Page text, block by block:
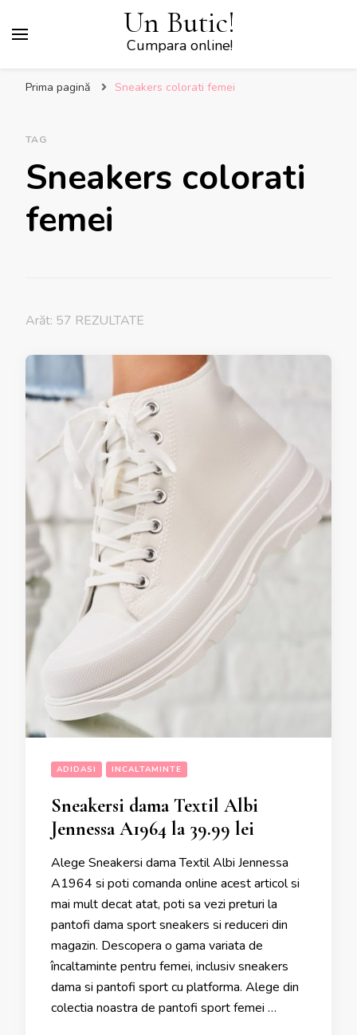
Un Butic!
Cumpara online!
Prima pagină Sneakers colorati femei
TAG
Sneakers colorati
femei
Arăt: 57 REZULTATE
ADIDASI INCALTAMINTE
Sneakersi dama Textil Albi
Jennessa A1964 la 39.99 lei
Alege Sneakersi dama Textil Albi Jennessa
A1964 si poti comanda online acest articol si
mai mult decat atat, poti sa vezi preturi la
pantofi dama sport sneakers si reduceri din
magazin. Descopera o gama variata de
încaltaminte pentru femei, inclusiv sneakers
dama si pantofi sport cu platforma. Alege din
colectia noastra de pantofi sport femei …